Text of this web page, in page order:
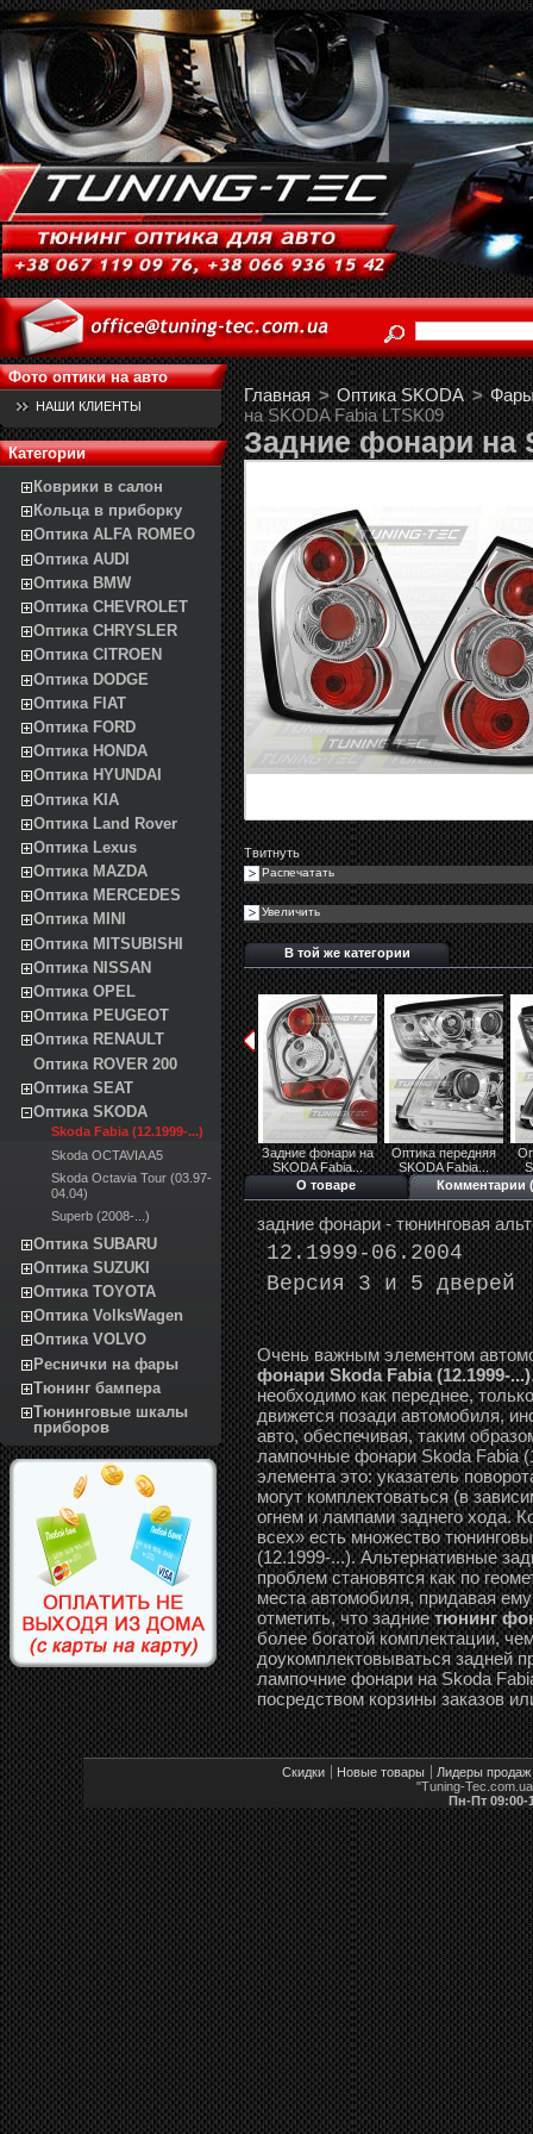
Фото оптики на авто
НАШИ КЛИЕНТЫ
Категории
Коврики в салон
Кольца в приборку
Оптика ALFA ROMEO
Оптика AUDI
Оптика BMW
Оптика CHEVROLET
Оптика CHRYSLER
Оптика CITROEN
Оптика DODGE
Оптика FIAT
Оптика FORD
Оптика HONDA
Оптика HYUNDAI
Оптика KIA
Оптика Land Rover
Оптика Lexus
Оптика MAZDA
Оптика MERCEDES
Оптика MINI
Оптика MITSUBISHI
Оптика NISSAN
Оптика OPEL
Оптика PEUGEOT
Оптика RENAULT
Оптика ROVER 200
Оптика SEAT
Оптика SKODA
Skoda Fabia (12.1999-...)
Skoda OCTAVIA A5
Skoda Octavia Tour (03.97-
04.04)
Superb (2008-...)
Оптика SUBARU
Оптика SUZUKI
Оптика TOYOTA
Оптика VolksWagen
Оптика VOLVO
Реснички на фары
Тюнинг бампера
Тюнинговые шкалы
приборов
Главная > Оптика SKODA >
на SKODA Fabia LTSK09
Задние фонари на
Твитнуть
Распечатать
Увеличить
В той же категории
Задние фонари на
SKODA Fabia...
Оптика передняя
SKODA Fabia...
О товаре
Комментарии
задние фонари - тюнинговая
12.1999-06.2004
Версия 3 и 5 дверей
Очень важным элементом
фонари Skoda Fabia (12.1999-...)
необходимо как переднее,
движется позади автомобиля,
авто, обеспечивая, таким
лампочные фонари Skoda Fabia
элемента это: указатель
могут комплектоваться (в
огнем и лампами заднего хода.
всех» есть множество
(12.1999-...). Альтернативные
проблем становятся как по
места автомобиля, придавая
отметить, что задниетюнинг
более богатой комплектации,
доукомплектовываться задней
лампочние фонари на Skoda
посредством корзины заказов
Скидки Новые товары
Лидеры продаж
"Tuning-
Пн-Пт 09:00-